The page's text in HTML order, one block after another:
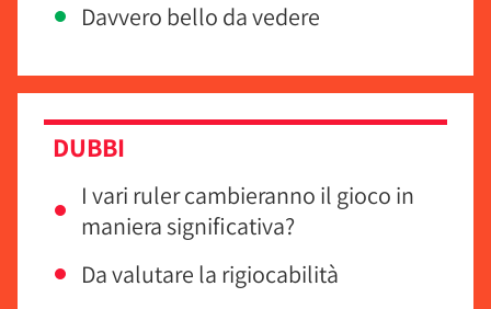
Davvero bello da vedere
DUBBI
I vari ruler cambieranno il gioco in
maniera significativa?
Da valutare la rigiocabilità